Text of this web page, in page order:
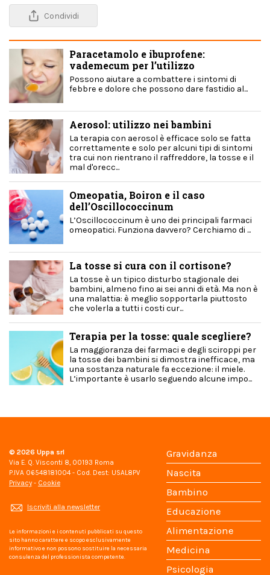
Condividi
Paracetamolo e ibuprofene:
vademecum per l’utilizzo
Possono aiutare a combattere i sintomi di
febbre e dolore che possono dare fastidio al...
Aerosol: utilizzo nei bambini
La terapia con aerosol è efficace solo se fatta
correttamente e solo per alcuni tipi di sintomi
tra cui non rientrano il raffreddore, la tosse e il
mal d'orecc...
Omeopatia, Boiron e il caso
dell’Oscillococcinum
L’Oscillococcinum è uno dei principali farmaci
omeopatici. Funziona davvero? Cerchiamo di ...
La tosse si cura con il cortisone?
La tosse è un tipico disturbo stagionale dei
bambini, almeno fino ai sei anni di età. Ma non è
una malattia: è meglio sopportarla piuttosto
che volerla a tutti i costi cur...
Terapia per la tosse: quale scegliere?
La maggioranza dei farmaci e degli sciroppi per
la tosse dei bambini si dimostra inefficace, ma
una sostanza naturale fa eccezione: il miele.
L’importante è usarlo seguendo alcune impo...
© 2026 Uppa srl
Via E. Q. Visconti 8, 00193 Roma
P.IVA 06548181004 - Cod. Dest: USAL8PV
Privacy - Cookie
Iscriviti alla newsletter
Le informazioni e i contenuti pubblicati su questo
sito hanno carattere e scopo esclusivamente
informativo e non possono sostituire la necessaria
consulenza del professionista competente.
Gravidanza
Nascita
Bambino
Educazione
Alimentazione
Medicina
Psicologia